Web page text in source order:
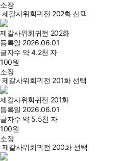
소장
제갈사위회귀전 202화 선택
제갈사위회귀전 202화
등록일 2026.06.01
글자수 약 4.2천 자
100원
소장
제갈사위회귀전 201화 선택
제갈사위회귀전 201화
등록일 2026.06.01
글자수 약 5.5천 자
100원
소장
제갈사위회귀전 200화 선택